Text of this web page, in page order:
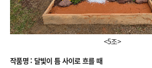
<5조>
작품명 : 달빛이 틈 사이로 흐를 때